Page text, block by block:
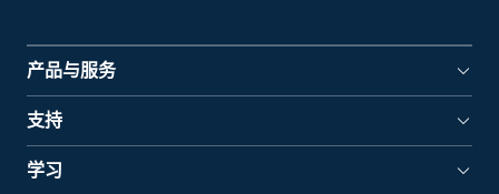
产品与服务
支持
学习